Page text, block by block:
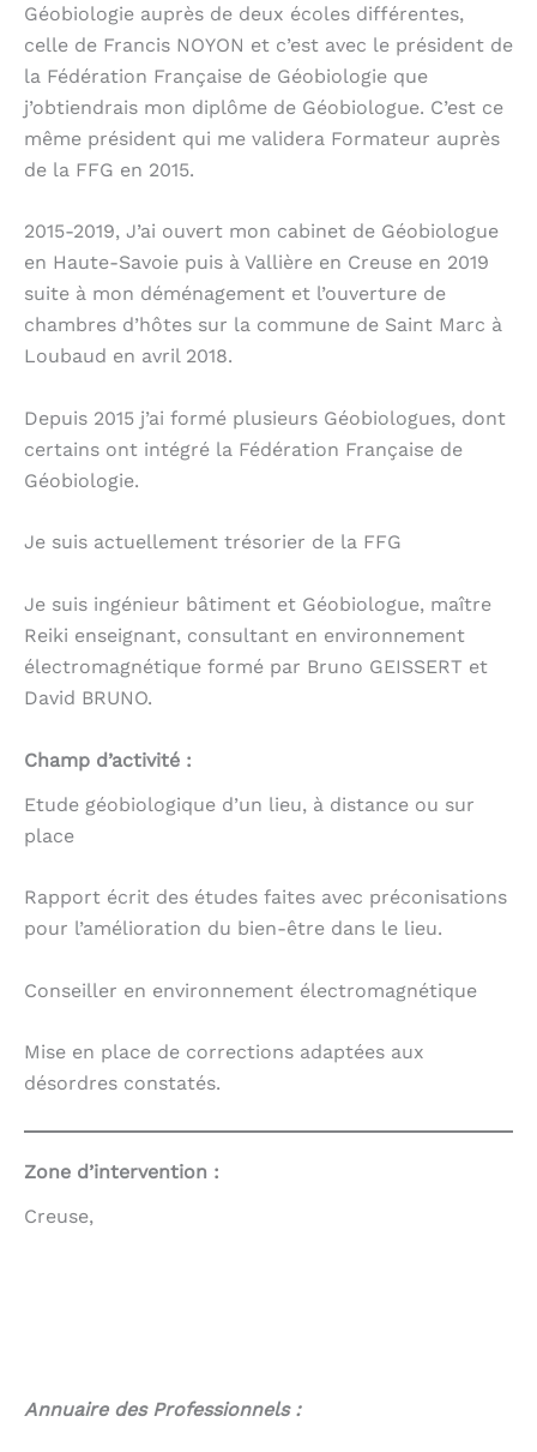
Annuaire des Professionnels :
Géobiologie auprès de deux écoles différentes,
celle de Francis NOYON et c’est avec le président de
la Fédération Française de Géobiologie que
j’obtiendrais mon diplôme de Géobiologue. C’est ce
même président qui me validera Formateur auprès
de la FFG en 2015.
2015-2019, J’ai ouvert mon cabinet de Géobiologue
en Haute-Savoie puis à Vallière en Creuse en 2019
suite à mon déménagement et l’ouverture de
chambres d’hôtes sur la commune de Saint Marc à
Loubaud en avril 2018.
Depuis 2015 j’ai formé plusieurs Géobiologues, dont
certains ont intégré la Fédération Française de
Géobiologie.
Je suis actuellement trésorier de la FFG
Je suis ingénieur bâtiment et Géobiologue, maître
Reiki enseignant, consultant en environnement
électromagnétique formé par Bruno GEISSERT et
David BRUNO.
Champ d’activité :
Etude géobiologique d’un lieu, à distance ou sur
place
Rapport écrit des études faites avec préconisations
pour l’amélioration du bien-être dans le lieu.
Conseiller en environnement électromagnétique
Mise en place de corrections adaptées aux
désordres constatés.
Zone d’intervention :
Creuse,